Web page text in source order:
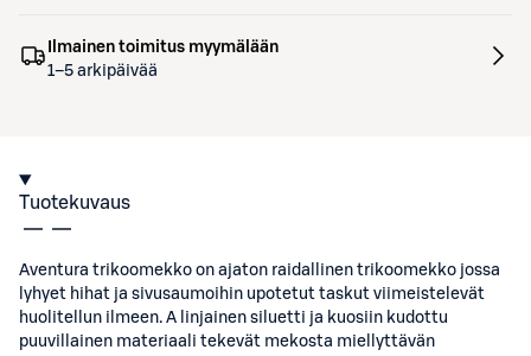
Ilmainen toimitus myymälään
1–5 arkipäivää
Tuotekuvaus
Aventura trikoomekko on ajaton raidallinen trikoomekko jossa
lyhyet hihat ja sivusaumoihin upotetut taskut viimeistelevät
huolitellun ilmeen. A linjainen siluetti ja kuosiin kudottu
puuvillainen materiaali tekevät mekosta miellyttävän